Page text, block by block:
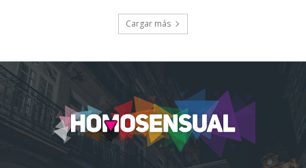
Cargar más